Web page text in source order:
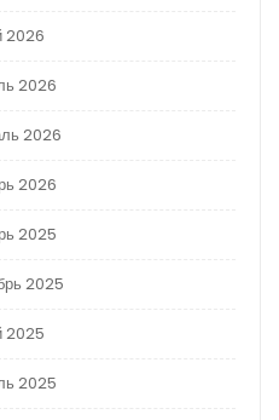
2026
2026
2026
2026
2025
2025
2025
2025